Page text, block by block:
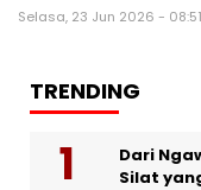
Selasa, 23 Jun 2026 -
TRENDING
Dari
Silat